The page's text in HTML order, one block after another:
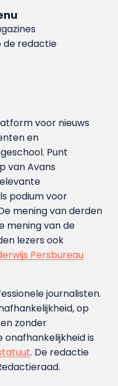
de redactie
voor nieuws
en
Punt
van Avans
podium voor
mening van derden
mening van de
lezers ook
Persbureau
journalisten.
op
zonder
onafhankelijkheid is
. De redactie